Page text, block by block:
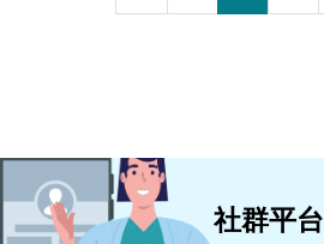
社群平台